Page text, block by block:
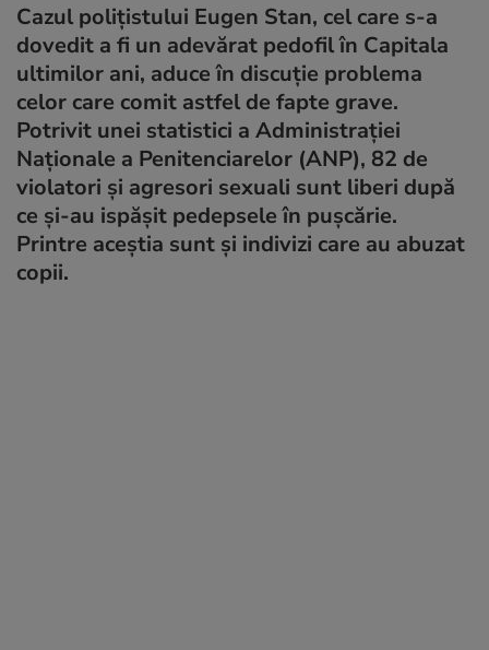
Cazul polițistului Eugen Stan, cel care s-a
dovedit a fi un adevărat pedofil în Capitala
ultimilor ani, aduce în discuție problema
celor care comit astfel de fapte grave.
Potrivit unei statistici a Administrației
Naționale a Penitenciarelor (ANP), 82 de
violatori și agresori sexuali sunt liberi după
ce și-au ispășit pedepsele în pușcărie.
Printre aceștia sunt și indivizi care au abuzat
copii.